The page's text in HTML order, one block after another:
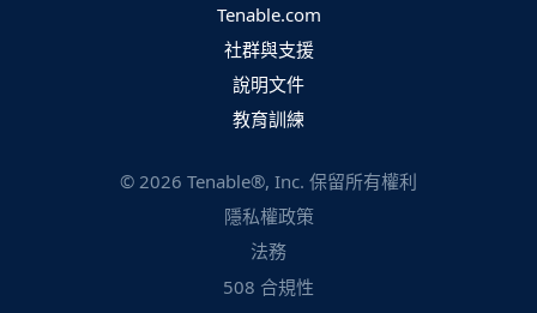
Tenable.com
社群與支援
說明文件
教育訓練
© 2026 Tenable®, Inc. 保留所有權利
隱私權政策
法務
508 合規性